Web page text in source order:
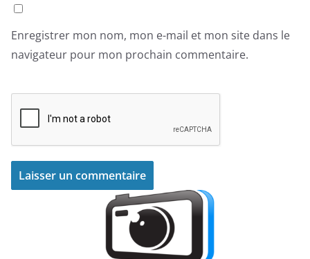
Enregistrer mon nom, mon e-mail et mon site dans le
navigateur pour mon prochain commentaire.